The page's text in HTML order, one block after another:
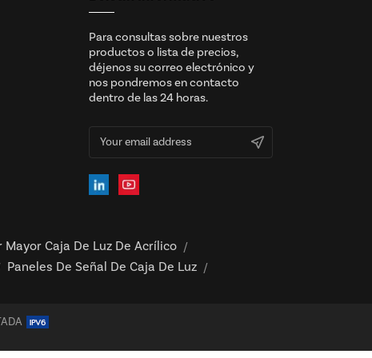
Para consultas sobre nuestros
productos o lista de precios,
déjenos su correo electrónico y
nos pondremos en contacto
dentro de las 24 horas.
Mayor Caja De Luz De Acrílico /
Paneles De Señal De Caja De Luz /